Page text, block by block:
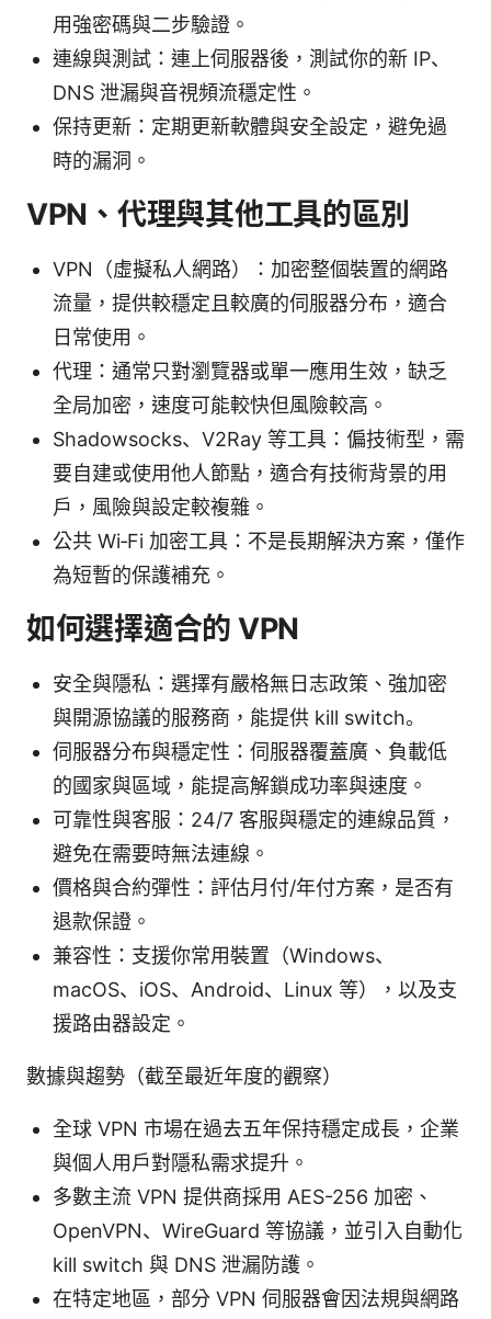
用強密碼與二步驗證。
連線與測試：連上伺服器後，測試你的新 IP、
DNS 泄漏與音視頻流穩定性。
保持更新：定期更新軟體與安全設定，避免過
時的漏洞。
VPN、代理與其他工具的區別
VPN（虛擬私人網路）：加密整個裝置的網路
流量，提供較穩定且較廣的伺服器分布，適合
日常使用。
代理：通常只對瀏覽器或單一應用生效，缺乏
全局加密，速度可能較快但風險較高。
Shadowsocks、V2Ray 等工具：偏技術型，需
要自建或使用他人節點，適合有技術背景的用
戶，風險與設定較複雜。
公共 Wi‑Fi 加密工具：不是長期解決方案，僅作
為短暫的保護補充。
如何選擇適合的 VPN
安全與隱私：選擇有嚴格無日志政策、強加密
與開源協議的服務商，能提供 kill switch。
伺服器分布與穩定性：伺服器覆蓋廣、負載低
的國家與區域，能提高解鎖成功率與速度。
可靠性與客服：24/7 客服與穩定的連線品質，
避免在需要時無法連線。
價格與合約彈性：評估月付/年付方案，是否有
退款保證。
兼容性：支援你常用裝置（Windows、
macOS、iOS、Android、Linux 等），以及支
援路由器設定。
數據與趨勢（截至最近年度的觀察）
全球 VPN 市場在過去五年保持穩定成長，企業
與個人用戶對隱私需求提升。
多數主流 VPN 提供商採用 AES-256 加密、
OpenVPN、WireGuard 等協議，並引入自動化
kill switch 與 DNS 泄漏防護。
在特定地區，部分 VPN 伺服器會因法規與網路